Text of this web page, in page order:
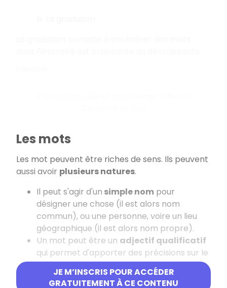
JE M’INSCRIS POUR ACCÉDER
GRATUITEMENT À CE CONTENU
Les mots
Les mot peuvent être riches de sens. Ils peuvent
aussi avoir plusieurs natures.
Il peut s'agir d'un simple nom pour
désigner une chose (il est alors nom
commun), ou une personne, voire un lieu
géographique (il est alors nom propre).
Un mot peut être un adjectif qualificatif
qui permet d'apporter des précisions sur le
nom auquel il se rapporte.
Un mot peut être unverbepour évoquer